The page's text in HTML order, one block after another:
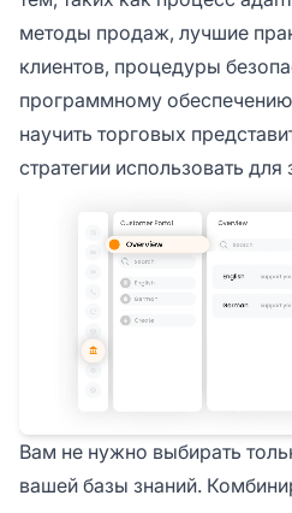
методы продаж, лучшие
клиентов, процедуры
программному
научить торговых
стратегии использовать
Вам не нужно выбирать
вашей базы знаний.